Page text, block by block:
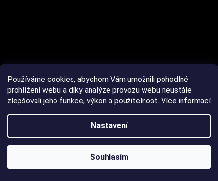
Používáme cookies, abychom Vám umožnili pohodlné
prohlížení webu a díky analýze provozu webu neustále
zlepšovali jeho funkce, výkon a použitelnost. Více informací
Nastavení
Souhlasím